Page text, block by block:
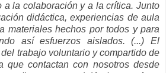
a la colaboración y a la crítica. Junto
didáctica, experiencias de aula
materiales hechos por todos y para
así esfuerzos aislados. (...) El
trabajo voluntario y compartido de
que contactan con nosotros desde